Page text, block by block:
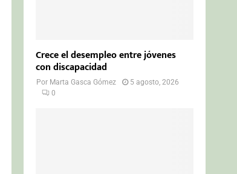
Crece el desempleo entre jóvenes
con discapacidad
Por Marta Gasca Gómez
5 agosto, 2026
0